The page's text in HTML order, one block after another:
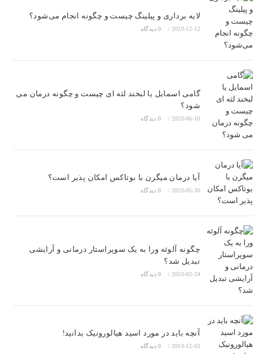
لایه برداری و پیلینگ چیست و چگونه انجام می‌شود؟
2020-12-12
/ 0 دیدگاه
گامی اسمایل یا لبخند لثه ای چیست و چگونه درمان می
شود؟
2020-06-10
/ 0 دیدگاه
آیا درمان میگرن با بوتاکس امکان پذیر است؟
2020-05-30
/ 0 دیدگاه
چگونه آلوئه ورا به یک سوپراستار درمانی و آرایشی
تبدیل شد؟
2020-03-24
/ 0 دیدگاه
آنچه باید در مورد اسید هیالورونیک بدانید!
2019-12-03
/ 0 دیدگاه